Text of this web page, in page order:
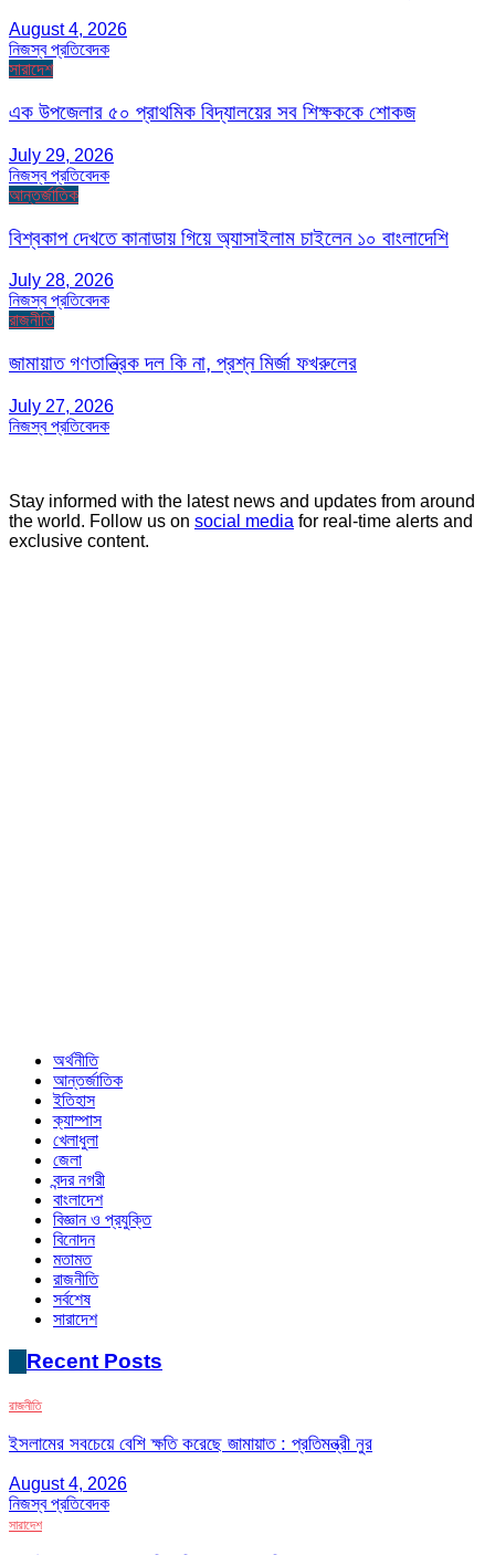
August 4, 2026
নিজস্ব প্রতিবেদক
সারাদেশ
এক উপজেলার ৫০ প্রাথমিক বিদ্যালয়ের সব শিক্ষককে শোকজ
July 29, 2026
নিজস্ব প্রতিবেদক
আন্তর্জাতিক
বিশ্বকাপ দেখতে কানাডায় গিয়ে অ্যাসাইলাম চাইলেন ১০ বাংলাদেশি
July 28, 2026
নিজস্ব প্রতিবেদক
রাজনীতি
জামায়াত গণতান্ত্রিক দল কি না, প্রশ্ন মির্জা ফখরুলের
July 27, 2026
নিজস্ব প্রতিবেদক
Stay informed with the latest news and updates from around
the world. Follow us on social media for real-time alerts and
exclusive content.
অর্থনীতি
আন্তর্জাতিক
ইতিহাস
ক্যাম্পাস
খেলাধুলা
জেলা
বন্দর নগরী
বাংলাদেশ
বিজ্ঞান ও প্রযুক্তি
বিনোদন
মতামত
রাজনীতি
সর্বশেষ
সারাদেশ
Recent Posts
রাজনীতি
ইসলামের সবচেয়ে বেশি ক্ষতি করেছে জামায়াত : প্রতিমন্ত্রী নুর
August 4, 2026
নিজস্ব প্রতিবেদক
সারাদেশ